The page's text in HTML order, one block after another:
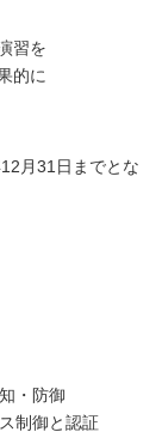
習を
的に
月31日までとな
・防御
制御と認証